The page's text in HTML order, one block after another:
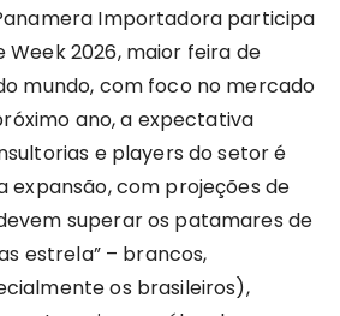
Importadora participa
Week 2026, maior feira de
mundo, com foco no mercado
ano, a expectativa
e players do setor é
expansão, com projeções de
superar os patamares de
estrela” – brancos,
os brasileiros),